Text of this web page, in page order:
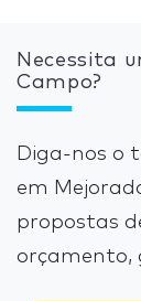
Necessita
Campo?
Diga-nos o
em
propostas
orçamento,